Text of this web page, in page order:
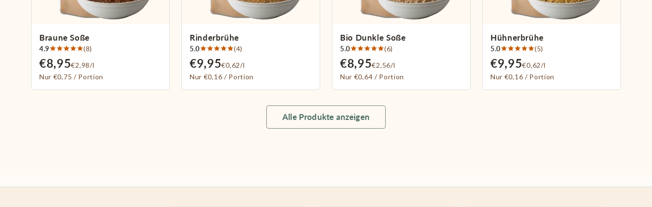
Braune Soße
4.9 (8)
€8,95€2,98/l
Nur €0,75 / Portion
Rinderbrühe
5.0 (4)
€9,95€0,62/l
Nur €0,16 / Portion
Bio Dunkle Soße
5.0 (6)
€8,95€2,56/l
Nur €0,64 / Portion
Hühnerbrühe
5.0 (5)
€9,95€0,62/l
Nur €0,16 / Portion
Alle Produkte anzeigen